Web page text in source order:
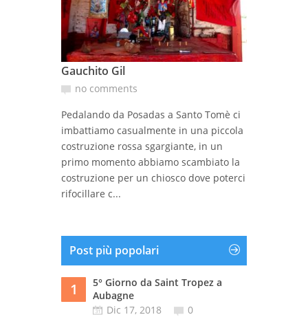
Gauchito Gil
no comments
Pedalando da Posadas a Santo Tomè ci
imbattiamo casualmente in una piccola
costruzione rossa sgargiante, in un
primo momento abbiamo scambiato la
costruzione per un chiosco dove poterci
rifocillare c...
Post più popolari
1
5° Giorno da Saint Tropez a
Aubagne
Dic 17, 2018
0